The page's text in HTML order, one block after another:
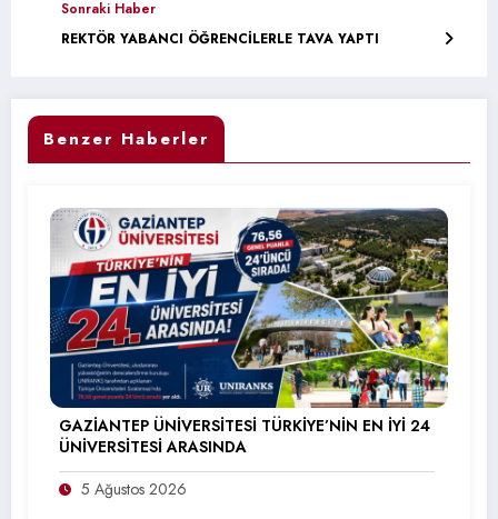
Sonraki Haber
REKTÖR YABANCI ÖĞRENCİLERLE TAVA YAPTI
Benzer Haberler
GAZİANTEP ÜNİVERSİTESİ TÜRKİYE’NİN EN İYİ 24
ÜNİVERSİTESİ ARASINDA
5 Ağustos 2026